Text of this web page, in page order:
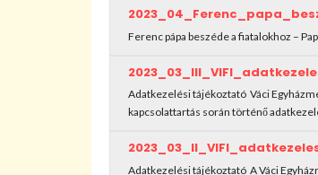
Ferenc pápa beszéde a fiatalokhoz –
Adatkezelési tájékoztató Váci
kapcsolattartás során történő
Adatkezelési tájékoztató A Váci